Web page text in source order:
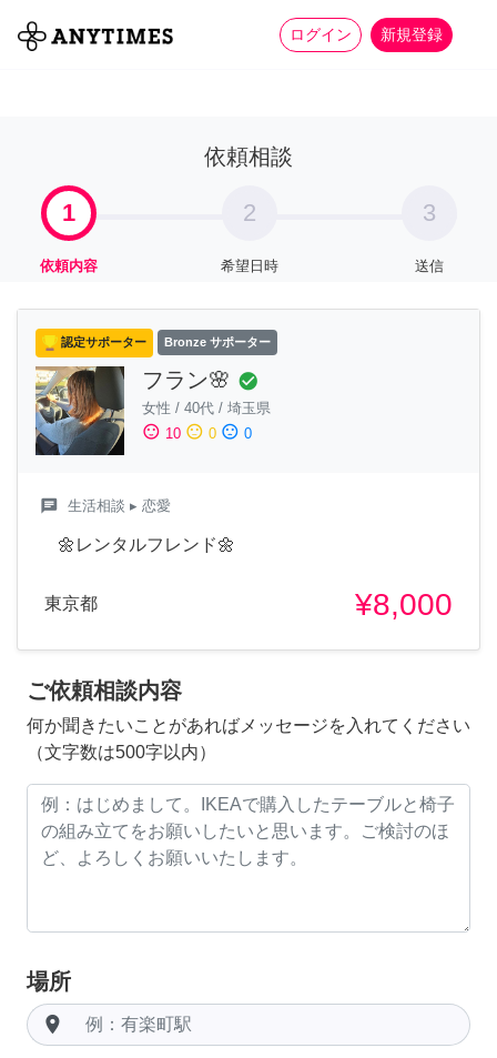
ログイン 新規登録
全て 家事 more_horiz
依頼相談
1
依頼内容
2
希望日時
3
送信
認定サポーター Bronze サポーター
フラン🌸 check_circle
女性 / 40代 / 埼玉県
sentiment_satisfied 10 sentiment_neutral 0 sentiment_dissatisfied 0
chat 生活相談 ▸ 恋愛
🌼レンタルフレンド🌼
東京都 ¥8,000
ご依頼相談内容
何か聞きたいことがあればメッセージを入れてください
（文字数は500字以内）
場所
room